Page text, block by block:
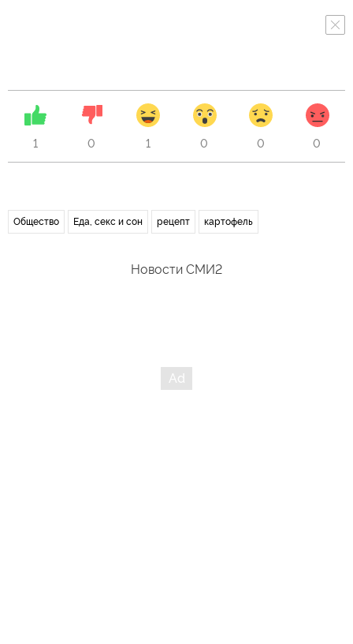
1 0 1 0 0 0
Общество Еда, секс и сон рецепт картофель
Новости СМИ2